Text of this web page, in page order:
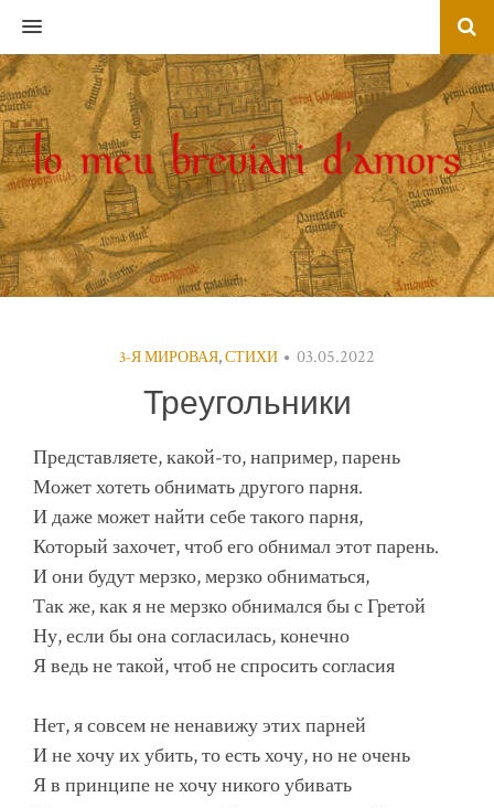
MENU
3-Я МИРОВАЯ,СТИХИ 03.05.2022
Треугольники
Представляете, какой-то, например, парень
Может хотеть обнимать другого парня.
И даже может найти себе такого парня,
Который захочет, чтоб его обнимал этот парень.
И они будут мерзко, мерзко обниматься,
Так же, как я не мерзко обнимался бы с Гретой
Ну, если бы она согласилась, конечно
Я ведь не такой, чтоб не спросить согласия
Нет, я совсем не ненавижу этих парней
И не хочу их убить, то есть хочу, но не очень
Я в принципе не хочу никого убивать